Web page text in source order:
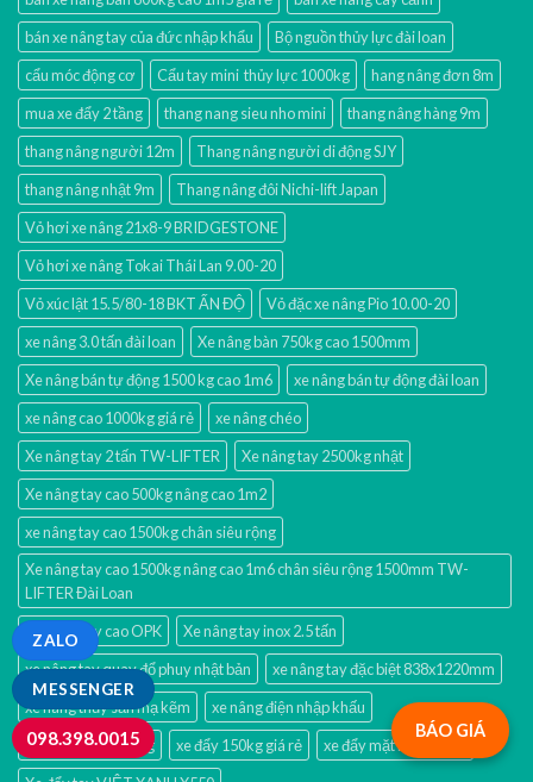
MESSENGER
ZALO
098.398.0015
bán xe nâng tay của đức nhập khẩu
Bộ nguồn thủy lực đài loan
cẩu móc động cơ
Cẩu tay mini thủy lực 1000kg
hang nâng đơn 8m
mua xe đẩy 2 tầng
thang nang sieu nho mini
thang nâng hàng 9m
thang nâng người 12m
Thang nâng người di động SJY
thang nâng nhật 9m
Thang nâng đôi Nichi-lift Japan
Vỏ hơi xe nâng 21x8-9 BRIDGESTONE
Vỏ hơi xe nâng Tokai Thái Lan 9.00-20
Vỏ xúc lật 15.5/80-18 BKT ẤN ĐỘ
Vỏ đặc xe nâng Pio 10.00-20
xe nâng 3.0 tấn đài loan
Xe nâng bàn 750kg cao 1500mm
Xe nâng bán tự động 1500 kg cao 1m6
xe nâng bán tự động đài loan
xe nâng cao 1000kg giá rẻ
xe nâng chéo
Xe nâng tay 2 tấn TW-LIFTER
Xe nâng tay 2500kg nhật
Xe nâng tay cao 500kg nâng cao 1m2
xe nâng tay cao 1500kg chân siêu rộng
Xe nâng tay cao 1500kg nâng cao 1m6 chân siêu rộng 1500mm TW-
LIFTER Đài Loan
Xe nâng tay cao OPK
Xe nâng tay inox 2.5 tấn
xe nâng tay quay đổ phuy nhật bản
xe nâng tay đặc biệt 838x1220mm
xe nâng thủy sản mạ kẽm
xe nâng điện nhập khấu
xe đẩy 2 tầng 350kg
xe đẩy 150kg giá rẻ
xe đẩy mặt bàn 200kg
BÁO GIÁ